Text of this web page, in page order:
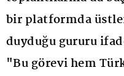
bir platformda
duyduğu gururu
"Bu görevi hem